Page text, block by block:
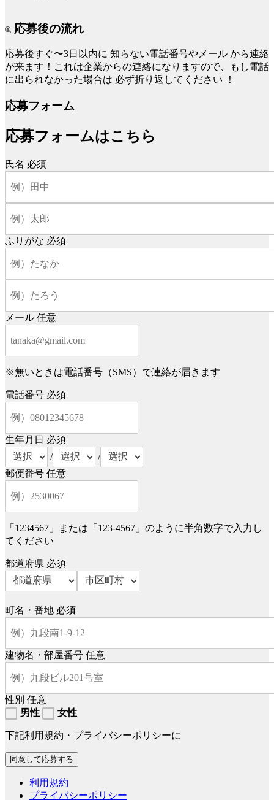
応募後の流れ
応募後すぐ〜3日以内に 知らない電話番号やメール から連絡
が来ます！これは企業からの連絡になりますので、もし電話
に出られなかった場合は 必ず折り返してください ！
応募フォーム
応募フォームはこちら
氏名 必須
ふりがな 必須
メール 任意
※無いときは電話番号（SMS）で連絡が届きます
電話番号 必須
生年月日 必須
/
/
郵便番号 任意
「1234567」または「123-4567」のように半角数字で入力し
てください
都道府県 必須
町名・番地 必須
建物名・部屋番号 任意
性別 任意
男性
女性
下記利用規約・プライバシーポリシーに
利用規約
プライバシーポリシー